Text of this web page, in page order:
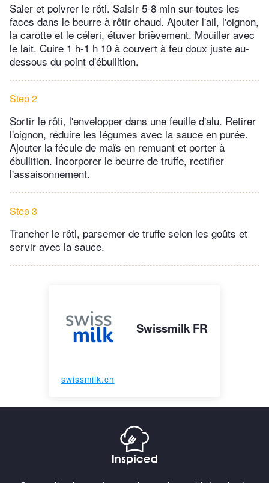
Saler et poivrer le rôti. Saisir 5-8 min sur toutes les
faces dans le beurre à rôtir chaud. Ajouter l'ail, l'oignon,
la carotte et le céleri, étuver brièvement. Mouiller avec
le lait. Cuire 1 h-1 h 10 à couvert à feu doux juste au-
dessous du point d'ébullition.
Step 2
Sortir le rôti, l'envelopper dans une feuille d'alu. Retirer
l'oignon, réduire les légumes avec la sauce en purée.
Ajouter la fécule de maïs en remuant et porter à
ébullition. Incorporer le beurre de truffe, rectifier
l'assaisonnement.
Step 3
Trancher le rôti, parsemer de truffe selon les goûts et
servir avec la sauce.
Swissmilk FR
swissmilk.ch